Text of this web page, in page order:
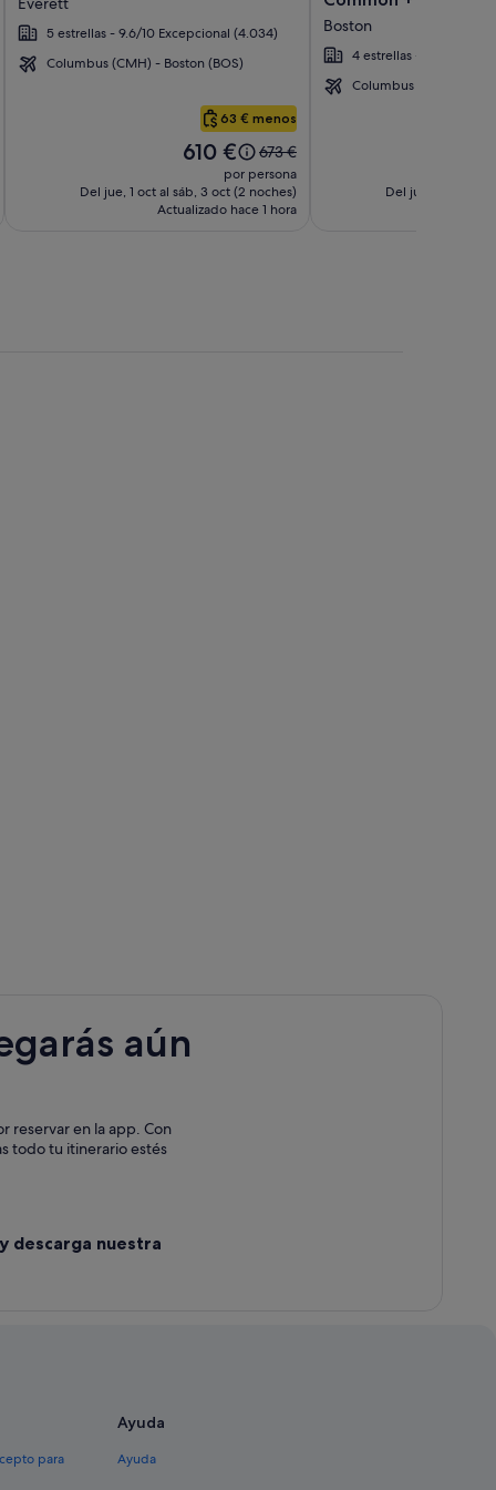
imágenes
de
Encore
5 estrellas - 9.6/10 Excepcional (4.034)
Columbus (CMH) - Boston (BOS)
63 € menos
El
precio
es
de
610 €
El
precio
era
de
673 €
por persona
Del jue, 1 oct al sáb, 3 oct (2 noches)
Actualizado hace 1 hora
imágenes
de
Hotel
AKA
Boston
4 estrellas - 9/10
Columbus (CMH) -
Del jue, 1 oct al
aún
reservar en la app. Con
todo tu itinerario estés
descarga nuestra
para
Ayuda
Ayuda